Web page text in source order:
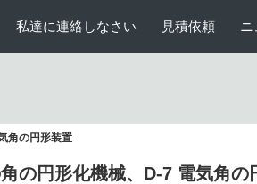
私達に連絡しなさい 見積依頼 ニ
角の円形装置
の円形化機械、D-7 電気角の